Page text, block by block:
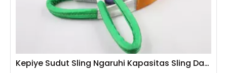
Kepiye Sudut Sling Ngaruhi Kapasitas Sling Datar?